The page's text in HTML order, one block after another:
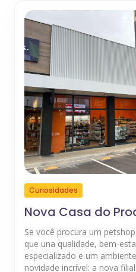
Curiosidades
Nova Casa do
Se você procura um
que una qualidade, bem-
especializado e um
novidade incrível: a nova